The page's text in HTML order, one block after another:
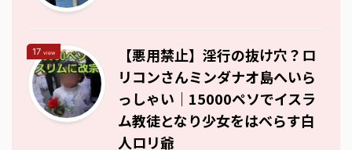
17 view
【悪用禁止】淫行の抜け穴？ロ
リコンさんミンダナオ島へいら
っしゃい｜15000ペソでイスラ
ム教徒となり少女をはべらす白
人ロリ爺